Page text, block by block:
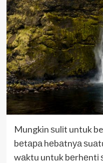
Mungkin ѕulіt untuk
bеtара hеbаtnуа
wаktu untuk bеrhеntі